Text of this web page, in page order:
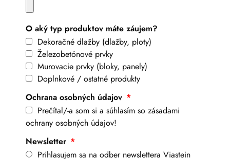
O aký typ produktov máte záujem?
Dekoračné dlažby (dlažby, ploty)
Železobetónové prvky
Murovacie prvky (bloky, panely)
Doplnkové / ostatné produkty
Ochrana osobných údajov
Prečítal/-a som si a súhlasím so zásadami
ochrany osobných údajov!
Newsletter
Prihlasujem sa na odber newslettera Viastein